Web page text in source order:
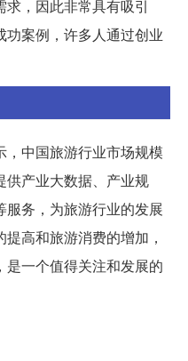
，因此非常具有吸引
案例，许多人通过创业
中国旅游行业市场规模
供产业大数据、产业规
务，为旅游行业的发展
高和旅游消费的增加，
一个值得关注和发展的